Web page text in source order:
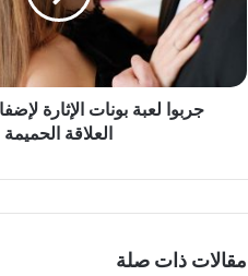
جربوا لعبة بونات الإثارة
العلاقة الحميمة
مقالات ذات صلة